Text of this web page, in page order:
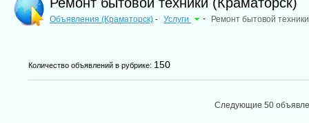
Объявления (Краматорск) - Услуги - Ремонт бытовой техники
Количество объявлений в рубрике: 150
Следующие 50